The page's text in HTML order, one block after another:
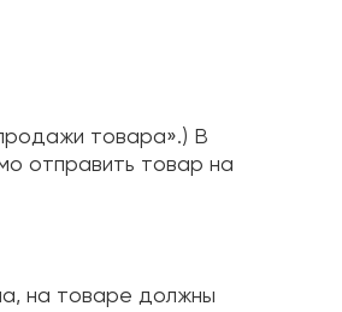
товара».) В
отправить товар на
на товаре должны